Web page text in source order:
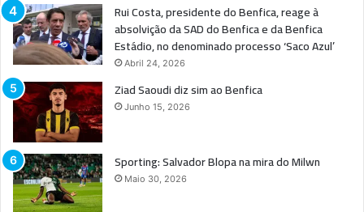
Rui Costa, presidente do Benfica, reage à
absolvição da SAD do Benfica e da Benfica
Estádio, no denominado processo ‘Saco Azul’
Abril 24, 2026
Ziad Saoudi diz sim ao Benfica
Junho 15, 2026
Sporting: Salvador Blopa na mira do Milwn
Maio 30, 2026